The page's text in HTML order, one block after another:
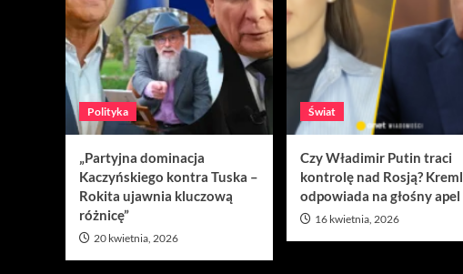
Polityka
„Partyjna dominacja
Kaczyńskiego kontra Tuska –
Rokita ujawnia kluczową
różnicę”
20 kwietnia, 2026
Świat
Czy Władimir Putin traci
kontrolę nad Rosją? Kreml
odpowiada na głośny apel
16 kwietnia, 2026